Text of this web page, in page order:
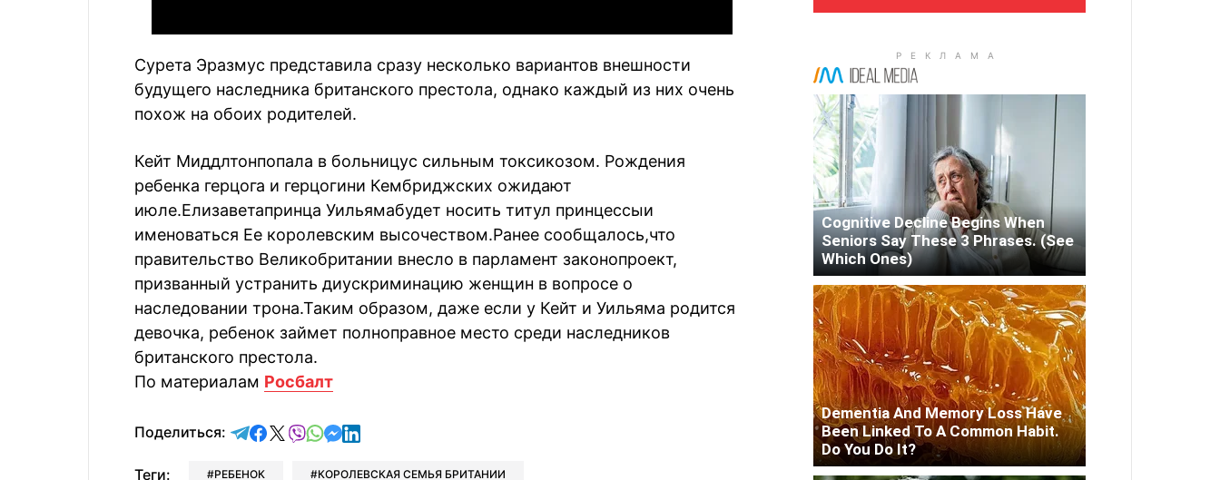
Сурета Эразмус представила сразу несколько вариантов внешности
будущего наследника британского престола, однако каждый из них очень
похож на обоих родителей.
Кейт Миддлтонпопала в больницус сильным токсикозом. Рождения
ребенка герцога и герцогини Кембриджских ожидают
июле.Елизаветапринца Уильямабудет носить титул принцессыи
именоваться Ее королевским высочеством.Ранее сообщалось,что
правительство Великобритании внесло в парламент законопроект,
призванный устранить диускриминацию женщин в вопросе о
наследовании трона.Таким образом, даже если у Кейт и Уильяма родится
девочка, ребенок займет полноправное место среди наследников
британского престола.
По материалам Росбалт
Поделиться: отправить в Telegram
поделиться в Facebook
поделиться в X
отправить в Viber
отправить в Whatsapp
отправить в Messenger
отправить в LinkedIn
Теги: РЕБЕНОК КОРОЛЕВСКАЯ СЕМЬЯ БРИТАНИИ